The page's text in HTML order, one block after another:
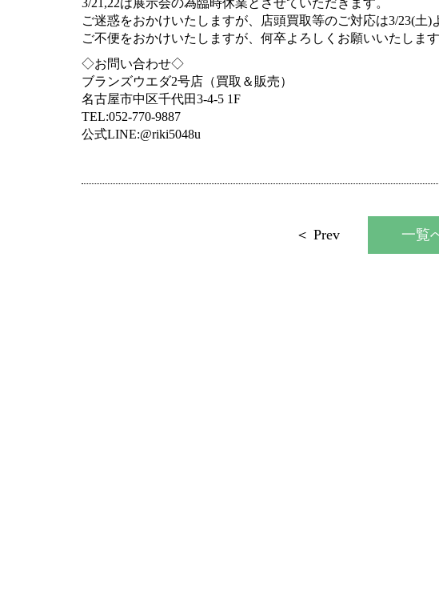
3/21,22は展示会の為臨時休業とさせていただきます。
ご迷惑をおかけいたしますが、店頭買取等のご対応は3/23(土)
ご不便をおかけいたしますが、何卒よろしくお願いいたしま
◇お問い合わせ◇
ブランズウエダ2号店（買取＆販売）
名古屋市中区千代田3-4-5 1F
TEL:052-770-9887
公式LINE:@riki5048u
＜ Prev 一覧